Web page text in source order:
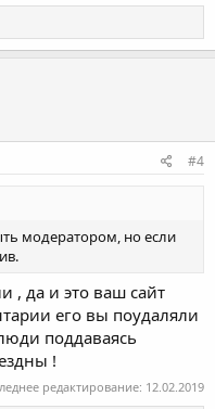
#4
модератором, но если
, да и это ваш сайт
его вы поудаляли
поддаваясь
!
редактирование: 12.02.2019